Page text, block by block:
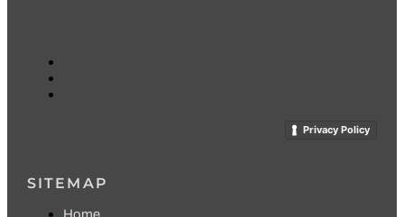
Privacy Policy
SITEMAP
Home